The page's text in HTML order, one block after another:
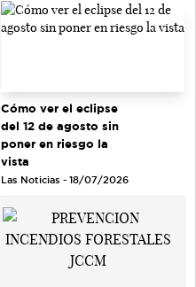
Cómo ver el eclipse
del 12 de agosto sin
poner en riesgo la
vista
Las Noticias - 18/07/2026